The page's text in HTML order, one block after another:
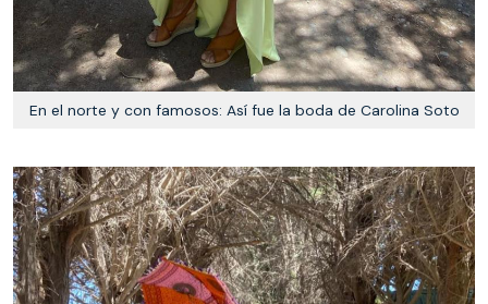
En el norte y con famosos: Así fue la boda de Carolina Soto